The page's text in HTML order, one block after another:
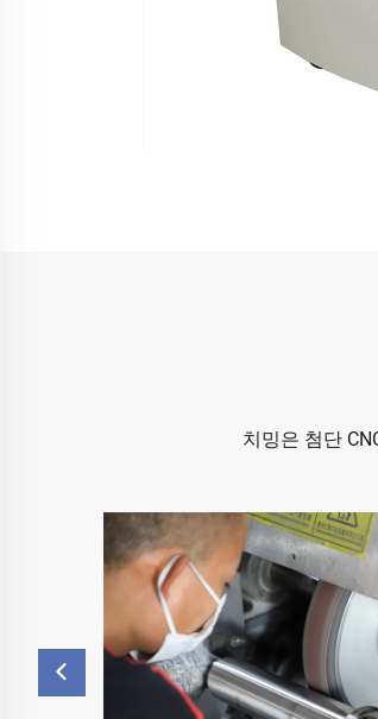
치밍은 첨단